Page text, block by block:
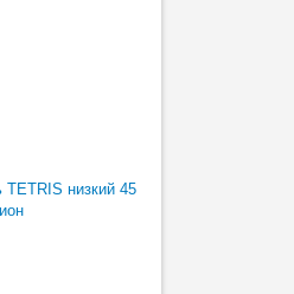
TETRIS низкий 45